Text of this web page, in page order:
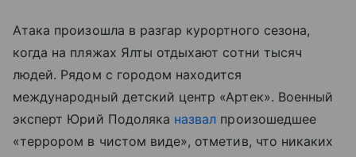
Атака произошла в разгар курортного сезона,
когда на пляжах Ялты отдыхают сотни тысяч
людей. Рядом с городом находится
международный детский центр «Артек». Военный
эксперт Юрий Подоляка назвал произошедшее
«террором в чистом виде», отметив, что никаких